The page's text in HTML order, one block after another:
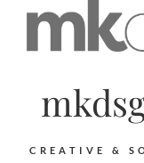
CREATIVE &